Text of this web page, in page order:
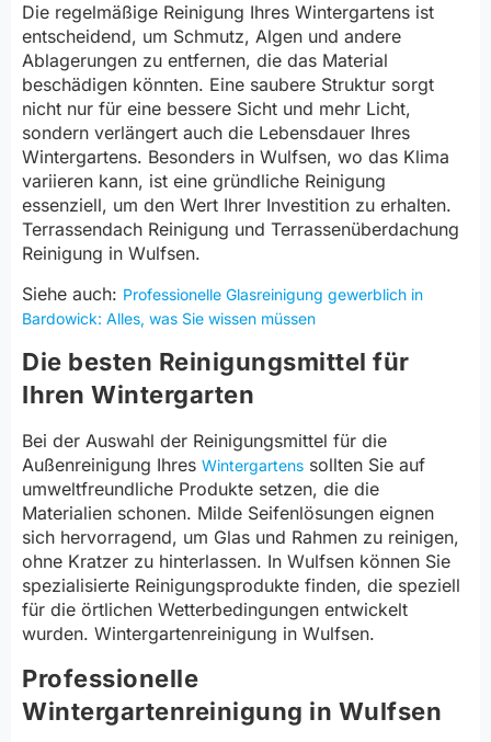
Die regelmäßige Reinigung Ihres Wintergartens ist
entscheidend, um Schmutz, Algen und andere
Ablagerungen zu entfernen, die das Material
beschädigen könnten. Eine saubere Struktur sorgt
nicht nur für eine bessere Sicht und mehr Licht,
sondern verlängert auch die Lebensdauer Ihres
Wintergartens. Besonders in Wulfsen, wo das Klima
variieren kann, ist eine gründliche Reinigung
essenziell, um den Wert Ihrer Investition zu erhalten.
Terrassendach Reinigung und Terrassenüberdachung
Reinigung in Wulfsen.
Siehe auch: Professionelle Glasreinigung gewerblich in
Bardowick: Alles, was Sie wissen müssen
Die besten Reinigungsmittel für
Ihren Wintergarten
Bei der Auswahl der Reinigungsmittel für die
Außenreinigung Ihres Wintergartens sollten Sie auf
umweltfreundliche Produkte setzen, die die
Materialien schonen. Milde Seifenlösungen eignen
sich hervorragend, um Glas und Rahmen zu reinigen,
ohne Kratzer zu hinterlassen. In Wulfsen können Sie
spezialisierte Reinigungsprodukte finden, die speziell
für die örtlichen Wetterbedingungen entwickelt
wurden. Wintergartenreinigung in Wulfsen.
Professionelle
Wintergartenreinigung in Wulfsen